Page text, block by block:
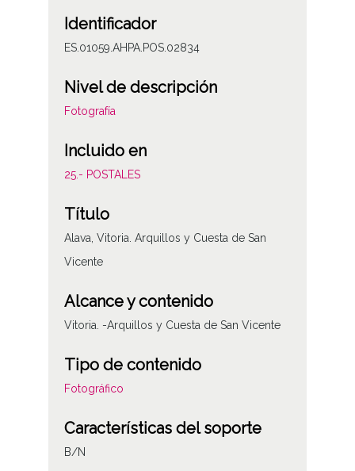
Identificador
ES.01059.AHPA.POS.02834
Nivel de descripción
Fotografía
Incluido en
25.- POSTALES
Título
Alava, Vitoria. Arquillos y Cuesta de San
Vicente
Alcance y contenido
Vitoria. -Arquillos y Cuesta de San Vicente
Tipo de contenido
Fotográfico
Características del soporte
B/N